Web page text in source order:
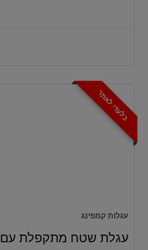
בלעדי לאתר
עגלות קמפינג
עגלת שטח מתקפלת עם